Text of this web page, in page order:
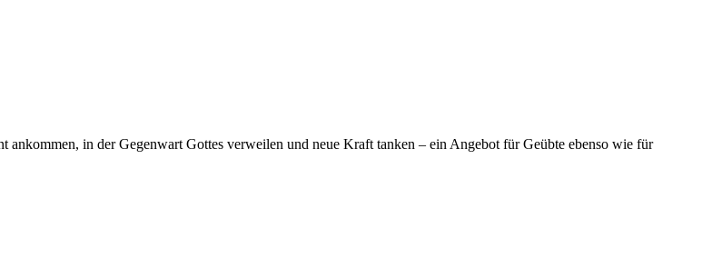
in der Gegenwart Gottes verweilen und neue Kraft tanken – ein Angebot für Geübte ebenso wie für